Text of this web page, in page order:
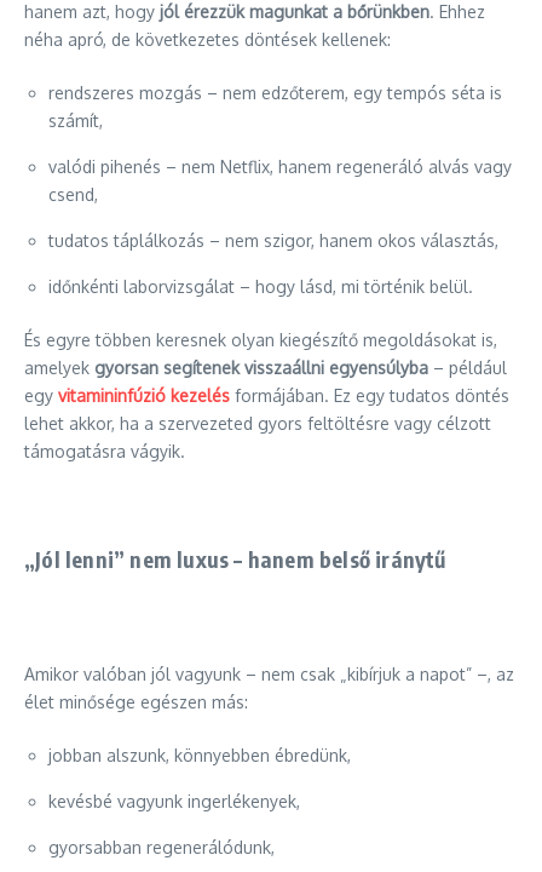
hanem azt, hogy jól érezzük magunkat a bőrünkben. Ehhez
néha apró, de következetes döntések kellenek:
rendszeres mozgás – nem edzőterem, egy tempós séta is
számít,
valódi pihenés – nem Netflix, hanem regeneráló alvás vagy
csend,
tudatos táplálkozás – nem szigor, hanem okos választás,
időnkénti laborvizsgálat – hogy lásd, mi történik belül.
És egyre többen keresnek olyan kiegészítő megoldásokat is,
amelyek gyorsan segítenek visszaállni egyensúlyba – például
egy vitamininfúzió kezelés formájában. Ez egy tudatos döntés
lehet akkor, ha a szervezeted gyors feltöltésre vagy célzott
támogatásra vágyik.
„Jól lenni” nem luxus – hanem belső iránytű
Amikor valóban jól vagyunk – nem csak „kibírjuk a napot” –, az
élet minősége egészen más:
jobban alszunk, könnyebben ébredünk,
kevésbé vagyunk ingerlékenyek,
gyorsabban regenerálódunk,